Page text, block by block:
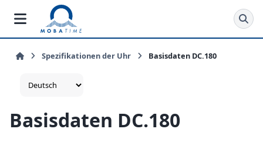
Spezifikationen der Uhr Basisdaten DC.180
Basisdaten DC.180